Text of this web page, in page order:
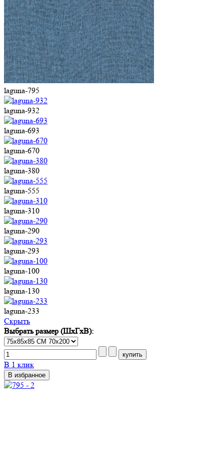
laguna-795
laguna-932
laguna-693
laguna-670
laguna-380
laguna-555
laguna-310
laguna-290
laguna-293
laguna-100
laguna-130
laguna-233
Cкрыть
Выбрать размер (ШхГхВ):
В 1 клик
В избранное